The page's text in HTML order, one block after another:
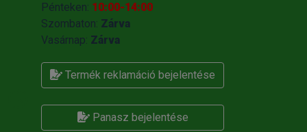
Pénteken: 10:00-14:00
Szombaton: Zárva
Vasárnap: Zárva
Termék reklamáció bejelentése
Panasz bejelentése